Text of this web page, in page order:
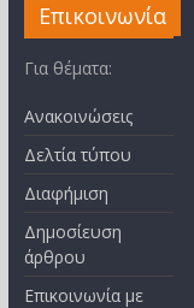
Επικοινωνία
Για θέματα:
Ανακοινώσεις
Δελτία τύπου
Διαφήμιση
Δημοσίευση
άρθρου
Επικοινωνία με